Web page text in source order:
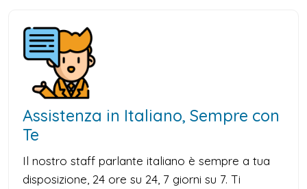
Assistenza in Italiano, Sempre con
Te
Il nostro staff parlante italiano è sempre a tua
disposizione, 24 ore su 24, 7 giorni su 7. Ti